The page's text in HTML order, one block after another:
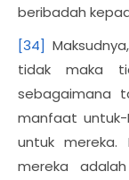
beribadah
[34]
tidak maka
sebagaimana
manfaat untuk-
untuk mereka.
mereka